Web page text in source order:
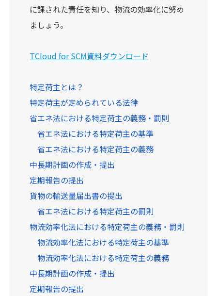
に課された責任を知り、物流の効率化に努め
ましょう。
TCloud for SCM資料ダウンロード
特定荷主とは？
特定荷主が定められている法律
省エネ法における特定荷主の義務・罰則
省エネ法における特定荷主の基準
省エネ法における特定荷主の義務
中長期計画の作成・提出
定期報告の提出
貨物の輸送量届出書の提出
省エネ法における特定荷主の罰則
物流効率化法における特定荷主の義務・罰則
物流効率化法における特定荷主の基準
物流効率化法における特定荷主の義務
中長期計画の作成・提出
定期報告の提出